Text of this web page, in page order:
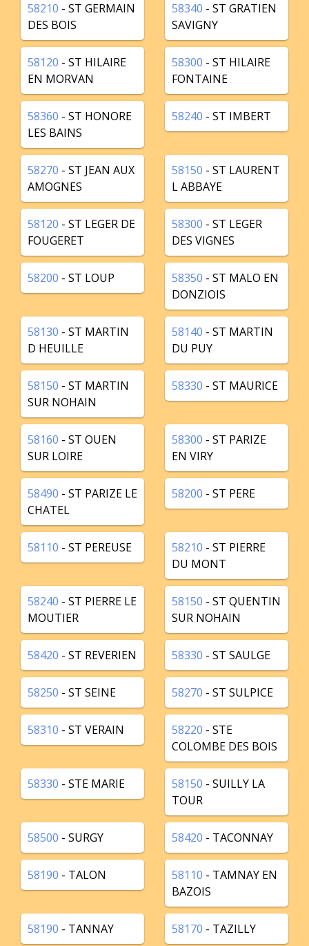
58210 - ST GERMAIN
DES BOIS
58340 - ST GRATIEN
SAVIGNY
58120 - ST HILAIRE
EN MORVAN
58300 - ST HILAIRE
FONTAINE
58360 - ST HONORE
LES BAINS
58240 - ST IMBERT
58270 - ST JEAN AUX
AMOGNES
58150 - ST LAURENT
L ABBAYE
58120 - ST LEGER DE
FOUGERET
58300 - ST LEGER
DES VIGNES
58200 - ST LOUP 58350 - ST MALO EN
DONZIOIS
58130 - ST MARTIN
D HEUILLE
58140 - ST MARTIN
DU PUY
58150 - ST MARTIN
SUR NOHAIN
58330 - ST MAURICE
58160 - ST OUEN
SUR LOIRE
58300 - ST PARIZE
EN VIRY
58490 - ST PARIZE LE
CHATEL
58200 - ST PERE
58110 - ST PEREUSE 58210 - ST PIERRE
DU MONT
58240 - ST PIERRE LE
MOUTIER
58150 - ST QUENTIN
SUR NOHAIN
58420 - ST REVERIEN 58330 - ST SAULGE
58250 - ST SEINE 58270 - ST SULPICE
58310 - ST VERAIN 58220 - STE
COLOMBE DES BOIS
58330 - STE MARIE 58150 - SUILLY LA
TOUR
58500 - SURGY 58420 - TACONNAY
58190 - TALON 58110 - TAMNAY EN
BAZOIS
58190 - TANNAY 58170 - TAZILLY